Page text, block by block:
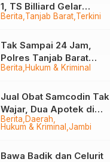
Berita Tanjab Barat Terkini
1, TS Billiard Gelar
Turnamen 9 Ball
Berita Hukum & Kriminal
Tak Sampai 24 Jam,
Polres Tanjab Barat
Ringkus Komplotan
Tungkal
Berita Daerah
Hukum & Kriminal Jambi
Jual Obat Samcodin Tak
Wajar, Dua Apotek di
Tanjab Barat Disegel
Bawa Badik dan Celurit